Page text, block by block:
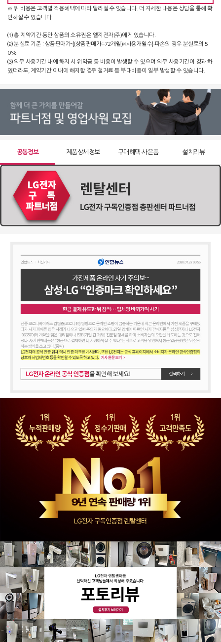
55,900 원 [방문] [5년약정]
정수기 WD722RE
※ 위 비용은 고객별 적용혜택에 따라 달라질 수 있습니다. 더 자세한 내용은 상담을 통해 확
인하실 수 있습니다.
⑴ 총 계약기간 동안 상품의 소유권은 엘지전자(주)에게 있습니다.
⑵ 분실료 기준 : 상품판매가-{(상품판매가÷72개월)×사용개월수} 파손의 경우 분실료의 5
0%
⑶ 의무 사용기간 내에 해지 시 위약금 등 비용이 발생할 수 있으며 의무 사용기간이 경과 하
였더라도, 계약기간 이내에 해지할 경우 철거료 등 부대비용이 일부 발생할 수 있습니다.
공통정보 제품상세정보 구매혜택·사은품 설치리뷰